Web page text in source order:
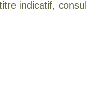
indicatif,